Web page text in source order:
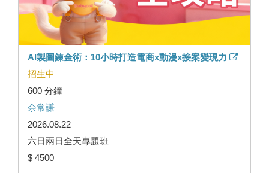
AI製圖鍊金術：10小時打造電商x動漫x接案變現力
招生中
600 分鐘
余常謙
2026.08.22
六日兩日全天專題班
$ 4500